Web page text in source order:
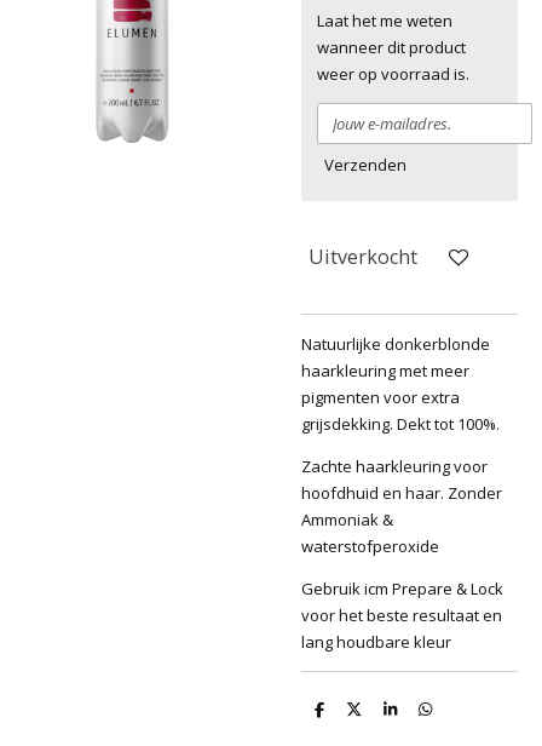
Laat het me weten
wanneer dit product
weer op voorraad is.
Verzenden
Uitverkocht
Natuurlijke donkerblonde
haarkleuring met meer
pigmenten voor extra
grijsdekking. Dekt tot 100%.
Zachte haarkleuring voor
hoofdhuid en haar. Zonder
Ammoniak &
waterstofperoxide
Gebruik icm Prepare & Lock
voor het beste resultaat en
lang houdbare kleur
D
D
S
D